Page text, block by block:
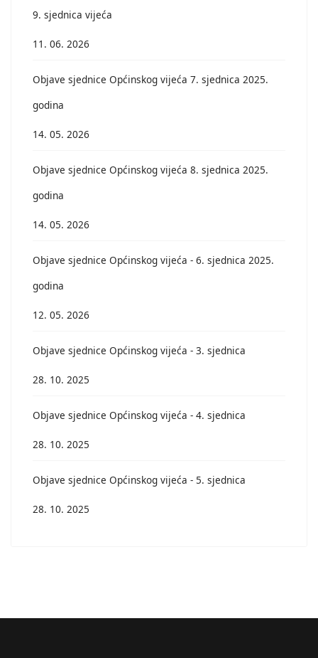
9. sjednica vijeća
11. 06. 2026
Objave sjednice Općinskog vijeća 7. sjednica 2025.
godina
14. 05. 2026
Objave sjednice Općinskog vijeća 8. sjednica 2025.
godina
14. 05. 2026
Objave sjednice Općinskog vijeća - 6. sjednica 2025.
godina
12. 05. 2026
Objave sjednice Općinskog vijeća - 3. sjednica
28. 10. 2025
Objave sjednice Općinskog vijeća - 4. sjednica
28. 10. 2025
Objave sjednice Općinskog vijeća - 5. sjednica
28. 10. 2025